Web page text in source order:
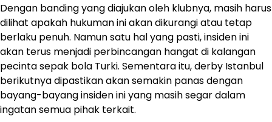
Dengan banding yang diajukan oleh klubnya, masih harus
dilihat apakah hukuman ini akan dikurangi atau tetap
berlaku penuh. Namun satu hal yang pasti, insiden ini
akan terus menjadi perbincangan hangat di kalangan
pecinta sepak bola Turki. Sementara itu, derby Istanbul
berikutnya dipastikan akan semakin panas dengan
bayang-bayang insiden ini yang masih segar dalam
ingatan semua pihak terkait.